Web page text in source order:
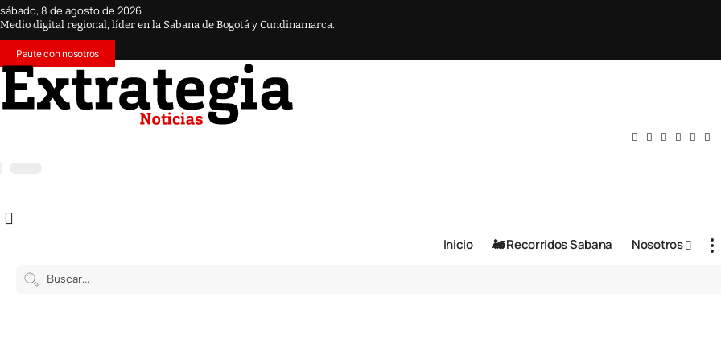
sábado, 8 de agosto de 2026
Medio digital regional, líder en la Sabana de Bogotá y Cundinamarca.
Paute con nosotros
Inicio 🚂 Recorridos Sabana Nosotros